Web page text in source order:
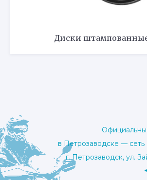
Диски
в Петрозаводске — сеть
г. Петрозаводск, ул.